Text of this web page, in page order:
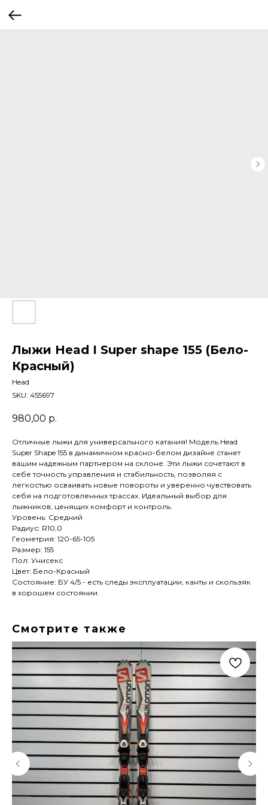
Лыжи Head I Super shape 155 (Бело-
Красный)
Head
SKU: 455697
980,00 р.
Отличные лыжи для универсального катания! Модель Head
Super Shape 155 в динамичном красно-белом дизайне станет
вашим надежным партнером на склоне. Эти лыжи сочетают в
себе точность управления и стабильность, позволяя с
легкостью осваивать новые повороты и уверенно чувствовать
себя на подготовленных трассах. Идеальный выбор для
лыжников, ценящих комфорт и контроль.
Уровень: Средний
Радиус: R10,0
Геометрия: 120-65-105
Размер: 155
Пол: Унисекс
Цвет: Бело-Красный
Состояние: БУ 4/5 - есть следы эксплуатации, канты и скользяк
в хорошем состоянии.
Смотрите также